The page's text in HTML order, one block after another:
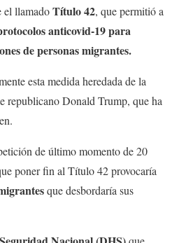
el llamadoTítulo 42, que permitió a
anticovid-19 para
de personas migrantes.
esta medida heredada de la
republicano Donald Trump, que ha
de último momento de 20
poner fin al Título 42 provocaría
que desbordaría sus